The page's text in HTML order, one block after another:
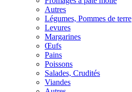
Autres
Légumes, Pommes de terre
Levures
Margarines
Œufs
Pains
Poissons
Salades, Crudités
Viandes